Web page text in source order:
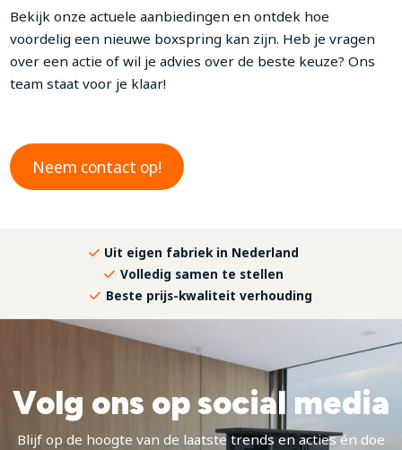
Bekijk onze actuele aanbiedingen en ontdek hoe
voordelig een nieuwe boxspring kan zijn. Heb je vragen
over een actie of wil je advies over de beste keuze? Ons
team staat voor je klaar!
Neem contact op!
Uit eigen fabriek in Nederland
Volledig samen te stellen
Beste prijs-kwaliteit verhouding
Volg ons op social media
Blijf op de hoogte van de laatste trends en acties én doe